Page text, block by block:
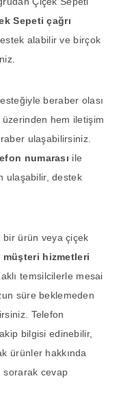
Sepeti çağrı
alabilir ve birçok
beraber olası
üzerinden hem iletişim
ulaşabilirsiniz.
numarası ile
ulaşabilir, destek
bir ürün veya çiçek
müşteri hizmetleri
temsilcilerle mesai
süre beklemeden
Telefon
bilgisi edinebilir,
ürünler hakkında
sorarak cevap